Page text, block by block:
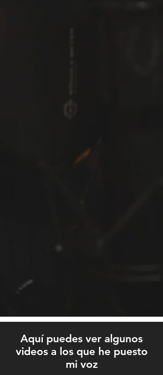
Aquí puedes ver algunos
videos a los que he puesto
mi voz